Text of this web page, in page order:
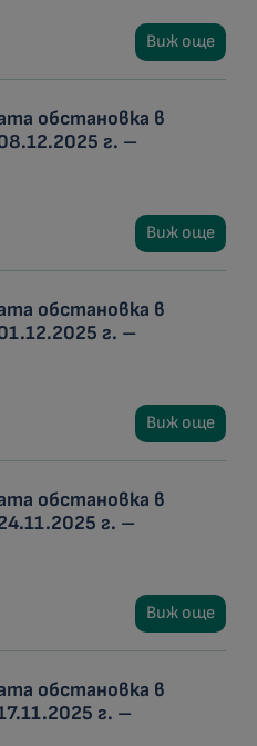
Виж още
обстановка в
г. –
Виж още
обстановка в
г. –
Виж още
обстановка в
г. –
Виж още
обстановка в
г. –